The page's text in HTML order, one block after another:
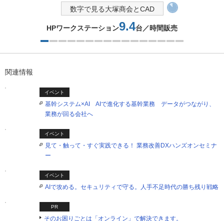
数字で見る大塚商会とCAD
HPワークステーション9.4台／時間販売
関連情報
イベント
基幹システム×AI AIで進化する基幹業務 データがつながり、
業務が回る会社へ
イベント
見て・触って・すぐ実践できる！ 業務改善DXハンズオンセミナ
ー
イベント
AIで攻める。セキュリティで守る。人手不足時代の勝ち残り戦略
PR
そのお困りごとは「オンライン」で解決できます。